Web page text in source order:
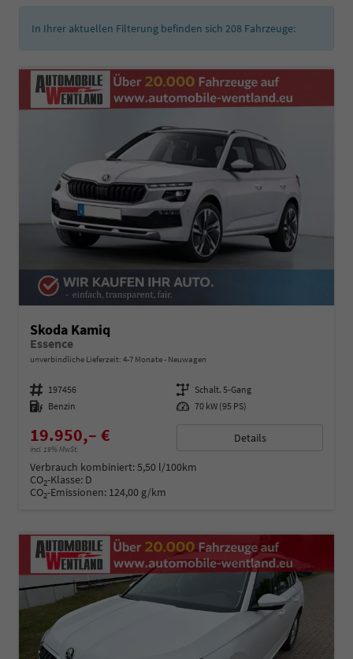
In Ihrer aktuellen Filterung befinden sich 208 Fahrzeuge:
Skoda Kamiq
Essence
unverbindliche Lieferzeit: 4-7 Monate Neuwagen
Fahrzeugnummer 197456 Getriebe Schalt. 5-Gang
Kraftstoff Benzin Leistung 70 kW (95 PS)
19.950,– €
incl. 19% MwSt.
Details
Verbrauch kombiniert:5,50 l/100km
CO2-Klasse: D
CO2-Emissionen: 124,00 g/km